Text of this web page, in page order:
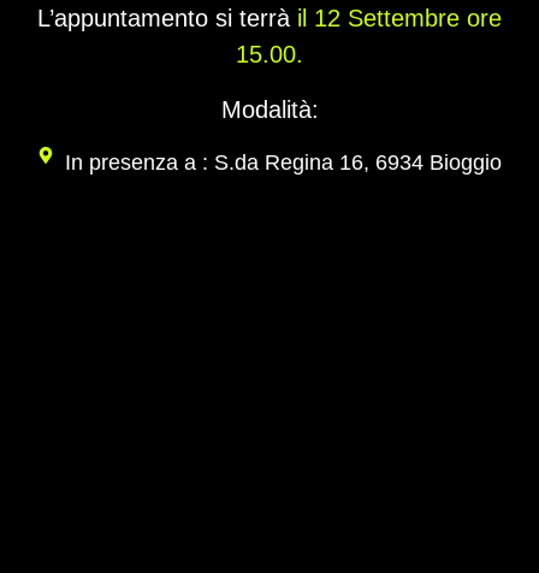
L’appuntamento si terrà il 12 Settembre ore
15.00.
Modalità:
In presenza a : S.da Regina 16, 6934 Bioggio